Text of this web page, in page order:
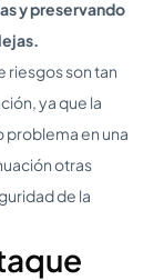
y preservando
riesgos son tan
ya que la
problema en una
otras
de la